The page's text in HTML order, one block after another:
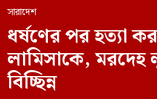
সারাদেশ
ধর্ষণের পর হত্যা
লামিসাকে, মরদেহ
বিচ্ছিন্ন